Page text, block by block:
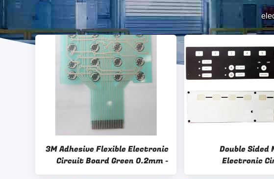
3M Adhesive Flexible Electronic
Circuit Board Green 0.2mm -
4.0mm , Waterproof
Double Sided
Electronic
Flexible , 50V DC